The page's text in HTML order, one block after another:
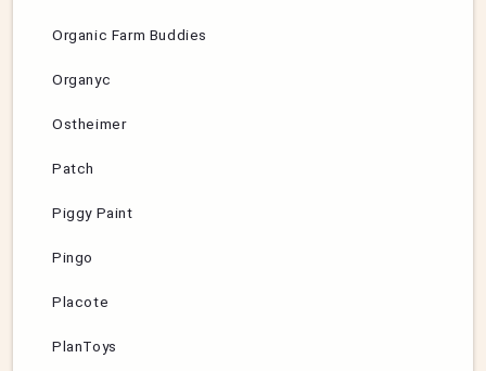
Organic Farm Buddies
Organyc
Ostheimer
Patch
Piggy Paint
Pingo
Placote
PlanToys